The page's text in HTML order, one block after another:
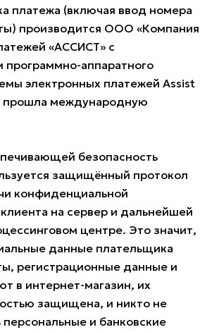
платежа (включая ввод номера
производится ООО «Компания
«АССИСТ» с
программно-аппаратного
электронных платежей Assist
прошла международную
безопасность
защищённый протокол
конфиденциальной
на сервер и дальнейшей
центре. Это значит,
данные плательщика
регистрационные данные и
в интернет-магазин, их
защищена, и никто не
и банковские